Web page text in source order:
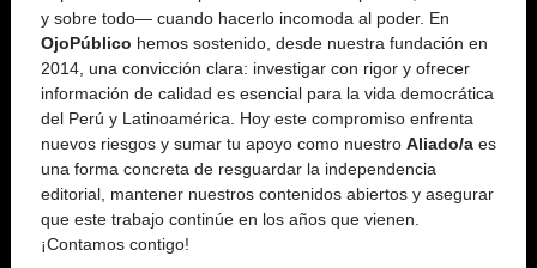
y sobre todo— cuando hacerlo incomoda al poder. En
OjoPúblico hemos sostenido, desde nuestra fundación en
2014, una convicción clara: investigar con rigor y ofrecer
información de calidad es esencial para la vida democrática
del Perú y Latinoamérica. Hoy este compromiso enfrenta
nuevos riesgos y sumar tu apoyo como nuestro Aliado/a es
una forma concreta de resguardar la independencia
editorial, mantener nuestros contenidos abiertos y asegurar
que este trabajo continúe en los años que vienen.
¡Contamos contigo!